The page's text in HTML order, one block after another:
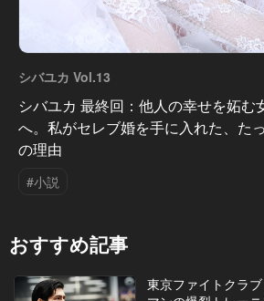
シバユカ Vol.13
シバユカ 最終回：他人の幸せを妬む
へ。私がセレブ婚を手に入れた、た
の理由
#小説
おすすめ記事
東京ファイトクラ